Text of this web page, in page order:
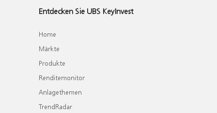
Entdecken Sie UBS KeyInvest
Home
Märkte
Produkte
Renditemonitor
Anlagethemen
TrendRadar